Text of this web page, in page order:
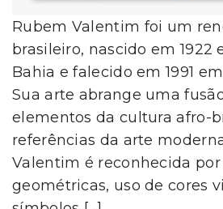
Rubem Valentim foi um
brasileiro, nascido em 1922
Bahia e falecido em 1991
Sua arte abrange uma
elementos da cultura afro-
referências da arte
Valentim é reconhecida por
geométricas, uso de cores